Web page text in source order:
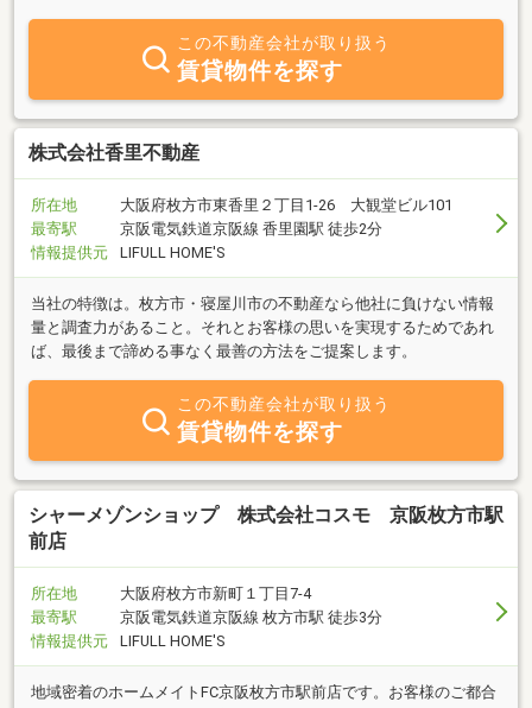
この不動産会社が取り扱う
賃貸物件を探す
株式会社香里不動産
所在地
大阪府枚方市東香里２丁目1-26 大観堂ビル101
最寄駅
京阪電気鉄道京阪線 香里園駅 徒歩2分
情報提供元
LIFULL HOME'S
当社の特徴は。枚方市・寝屋川市の不動産なら他社に負けない情報
量と調査力があること。それとお客様の思いを実現するためであれ
ば、最後まで諦める事なく最善の方法をご提案します。
この不動産会社が取り扱う
賃貸物件を探す
シャーメゾンショップ 株式会社コスモ 京阪枚方市駅
前店
所在地
大阪府枚方市新町１丁目7-4
最寄駅
京阪電気鉄道京阪線 枚方市駅 徒歩3分
情報提供元
LIFULL HOME'S
地域密着のホームメイトFC京阪枚方市駅前店です。お客様のご都合